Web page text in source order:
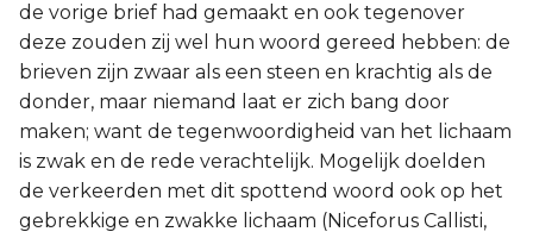
de vorige brief had gemaakt en ook tegenover
deze zouden zij wel hun woord gereed hebben: de
brieven zijn zwaar als een steen en krachtig als de
donder, maar niemand laat er zich bang door
maken; want de tegenwoordigheid van het lichaam
is zwak en de rede verachtelijk. Mogelijk doelden
de verkeerden met dit spottend woord ook op het
gebrekkige en zwakke lichaam (Niceforus Callisti,